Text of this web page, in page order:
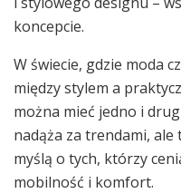
koncepcie.
W świecie, gdzie moda
między stylem a
można mieć jedno i
nadąża za trendami, ale
myślą o tych, którzy
mobilność i komfort.